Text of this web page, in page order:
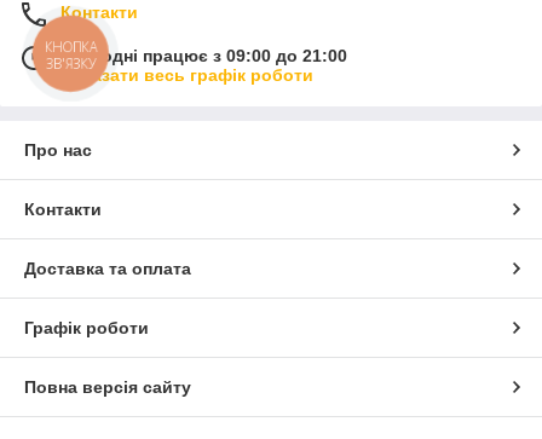
Контакти
Сьогодні працює з 09:00 до 21:00
Показати весь графік роботи
Про нас
Контакти
Доставка та оплата
Графік роботи
Повна версія сайту
КНОПКА
ЗВ'ЯЗКУ